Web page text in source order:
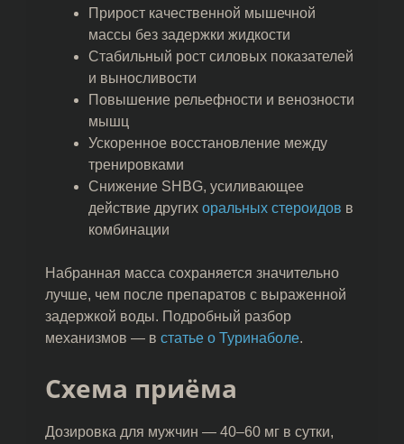
Прирост качественной мышечной
массы без задержки жидкости
Стабильный рост силовых показателей
и выносливости
Повышение рельефности и венозности
мышц
Ускоренное восстановление между
тренировками
Снижение SHBG, усиливающее
действие других оральных стероидов в
комбинации
Набранная масса сохраняется значительно
лучше, чем после препаратов с выраженной
задержкой воды. Подробный разбор
механизмов — в статье о Туринаболе.
Схема приёма
Дозировка для мужчин — 40–60 мг в сутки,